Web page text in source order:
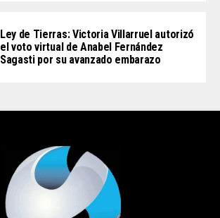
Ley de Tierras: Victoria Villarruel autorizó
el voto virtual de Anabel Fernández
Sagasti por su avanzado embarazo